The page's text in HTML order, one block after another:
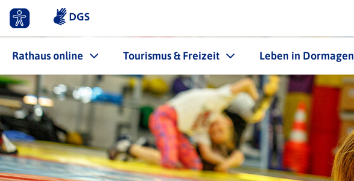
Rathaus online Tourismus & Freizeit Leben in Dormagen